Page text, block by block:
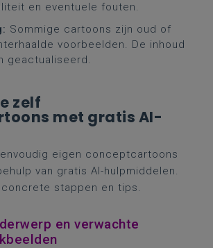
en eventuele fouten.
Sommige cartoons zijn oud of
voorbeelden. De inhoud
geactualiseerd.
zelf
met gratis AI-
eigen conceptcartoons
van gratis AI-hulpmiddelen.
stappen en tips.
en verwachte